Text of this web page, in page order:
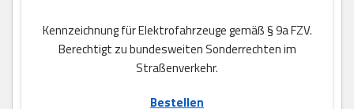
Kennzeichnung für Elektrofahrzeuge gemäß § 9a FZV.
Berechtigt zu bundesweiten Sonderrechten im
Straßenverkehr.
Bestellen